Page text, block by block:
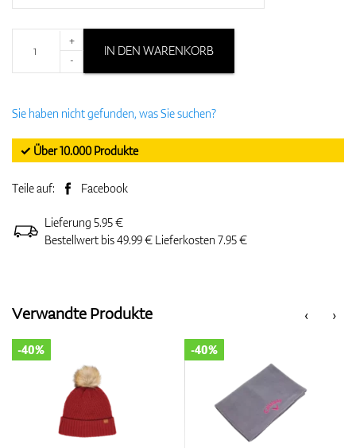
+
-
IN DEN WARENKORB
Sie haben nicht gefunden, was Sie suchen?
✓ Über 10.000 Produkte
Teile auf: Facebook
Lieferung 5.95 €
Bestellwert bis 49.99 € Lieferkosten 7.95 €
‹
Verwandte Produkte ›
-40% -40%